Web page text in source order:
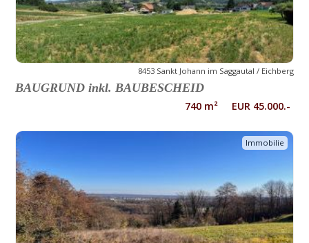
8453 Sankt Johann im Saggautal / Eichberg
BAUGRUND inkl. BAUBESCHEID
740 m² EUR 45.000.-
Immobilie